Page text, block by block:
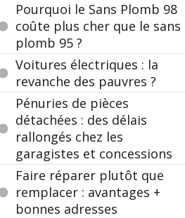
Pourquoi le Sans Plomb 98
coûte plus cher que le sans
plomb 95 ?
Voitures électriques : la
revanche des pauvres ?
Pénuries de pièces
détachées : des délais
rallongés chez les
garagistes et concessions
Faire réparer plutôt que
remplacer : avantages +
bonnes adresses